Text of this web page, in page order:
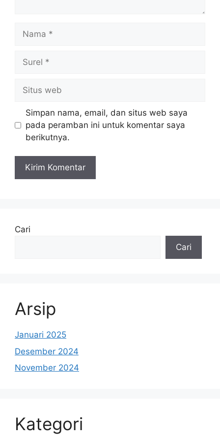
web
Simpan nama, email, dan situs web saya
pada peramban ini untuk komentar saya
berikutnya.
Cari
Cari
Arsip
Januari 2025
Desember 2024
November 2024
Kategori